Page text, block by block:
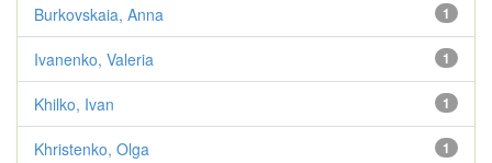
1
Burkovskaia, Anna
1
Ivanenko, Valeria
1
Khilko, Ivan
1
Khristenko, Olga